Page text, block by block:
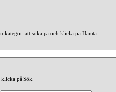
kategori att söka på och klicka på Hämta.
på Sök.